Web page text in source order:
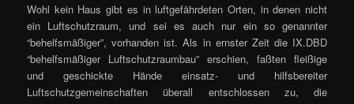
Wohl kein Haus gibt es in luftgefährdeten Orten, in denen nicht
ein Luftschutzraum, und sei es auch nur ein so genannter
“behelfsmäßiger”, vorhanden ist. Als in ernster Zeit die IX.DBD
“behelfsmäßiger Luftschutzraumbau” erschien, faßten fleißige
und geschickte Hände einsatz- und hilfsbereiter
Luftschutzgemeinschaften überall entschlossen zu, die